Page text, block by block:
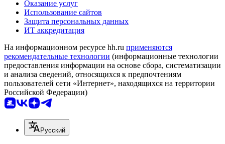
Оказание услуг
Использование сайтов
Защита персональных данных
ИТ аккредитация
На информационном ресурсе hh.ru применяются
рекомендательные технологии (информационные технологии
предоставления информации на основе сбора, систематизации
и анализа сведений, относящихся к предпочтениям
пользователей сети «Интернет», находящихся на территории
Российской Федерации)
Русский